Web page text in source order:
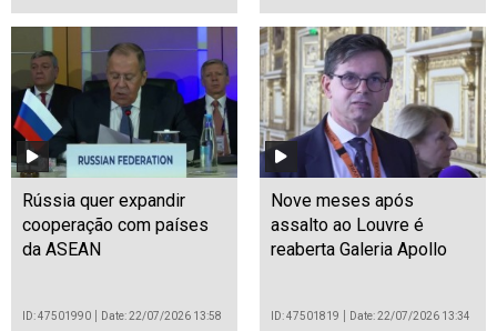
Rússia quer expandir
cooperação com países
da ASEAN
ID: 47501990 Date: 22/07/2026 13:58
Nove meses após
assalto ao Louvre é
reaberta Galeria Apollo
ID: 47501819 Date: 22/07/2026 13:34